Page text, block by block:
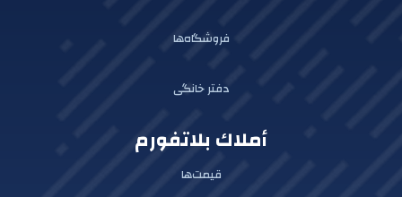
فروشگاه‌ها
دفتر خانگی
أملاك بلاتفورم
قیمت‌ها